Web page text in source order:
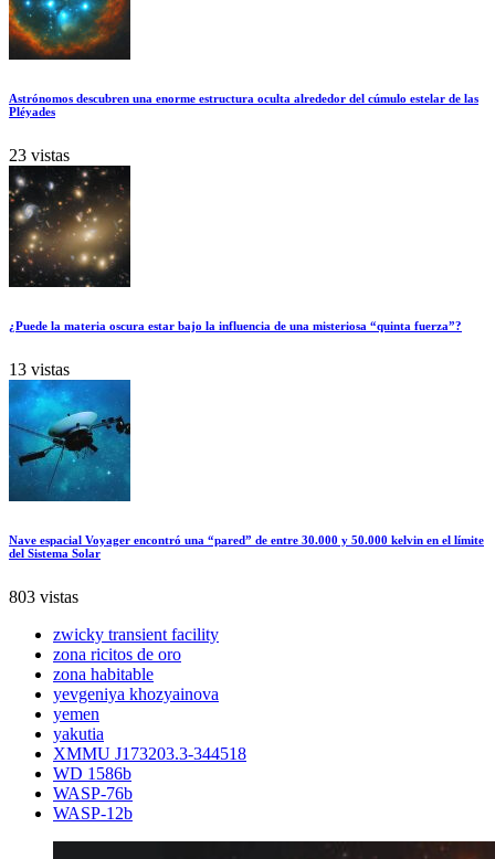
Astrónomos descubren una enorme estructura oculta alrededor del cúmulo estelar de las
Pléyades
23 vistas
¿Puede la materia oscura estar bajo la influencia de una misteriosa “quinta fuerza”?
13 vistas
Nave espacial Voyager encontró una “pared” de entre 30.000 y 50.000 kelvin en el límite
del Sistema Solar
803 vistas
zwicky transient facility
zona ricitos de oro
zona habitable
yevgeniya khozyainova
yemen
yakutia
XMMU J173203.3-344518
WD 1586b
WASP-76b
WASP-12b